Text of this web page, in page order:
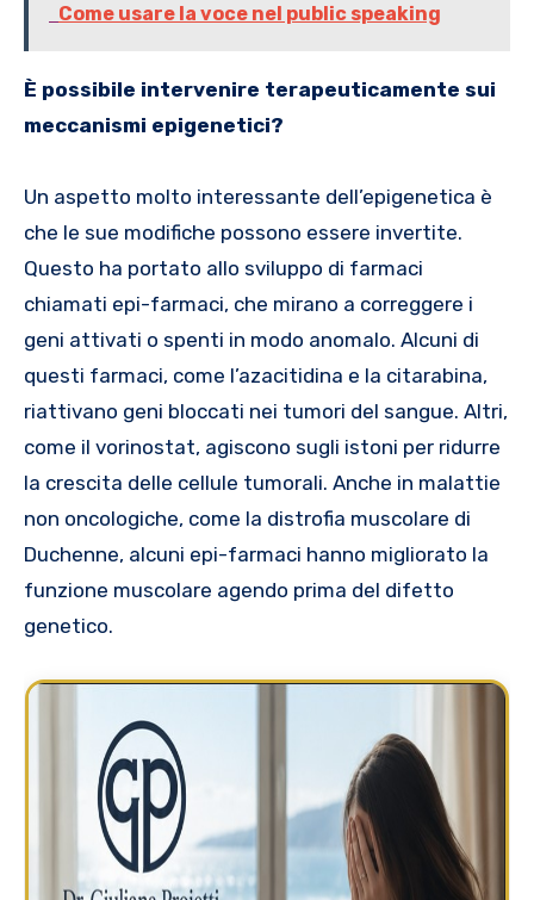
Come usare la voce nel public speaking
È possibile intervenire terapeuticamente sui
meccanismi epigenetici?
Un aspetto molto interessante dell’epigenetica è
che le sue modifiche possono essere invertite.
Questo ha portato allo sviluppo di farmaci
chiamati epi-farmaci, che mirano a correggere i
geni attivati o spenti in modo anomalo. Alcuni di
questi farmaci, come l’azacitidina e la citarabina,
riattivano geni bloccati nei tumori del sangue. Altri,
come il vorinostat, agiscono sugli istoni per ridurre
la crescita delle cellule tumorali. Anche in malattie
non oncologiche, come la distrofia muscolare di
Duchenne, alcuni epi-farmaci hanno migliorato la
funzione muscolare agendo prima del difetto
genetico.